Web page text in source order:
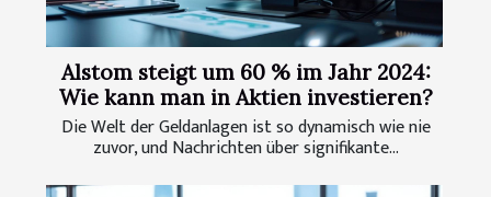
Alstom steigt um 60 % im Jahr 2024:
Wie kann man in Aktien investieren?
Die Welt der Geldanlagen ist so dynamisch wie nie
zuvor, und Nachrichten über signifikante...